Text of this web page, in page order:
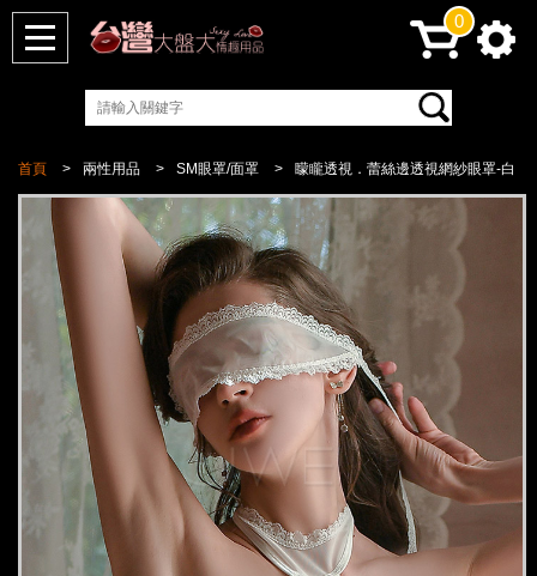
首頁 兩性用品 SM眼罩/面罩 矇矓透視．蕾絲邊透視網紗眼罩-白
0